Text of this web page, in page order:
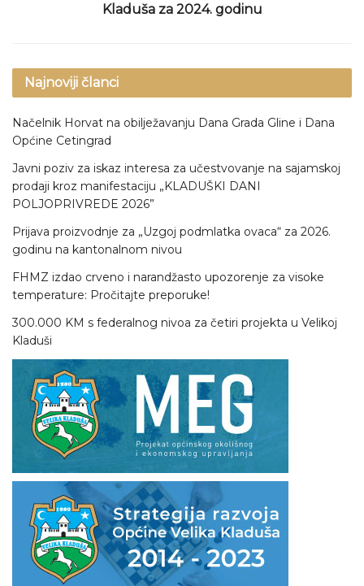
Kladuša za 2024. godinu
Najnoviji članci
Načelnik Horvat na obilježavanju Dana Grada Gline i Dana
Općine Cetingrad
Javni poziv za iskaz interesa za učestvovanje na sajamskoj
prodaji kroz manifestaciju „KLADUŠKI DANI
POLJOPRIVREDE 2026”
Prijava proizvodnje za „Uzgoj podmlatka ovaca“ za 2026.
godinu na kantonalnom nivou
FHMZ izdao crveno i narandžasto upozorenje za visoke
temperature: Pročitajte preporuke!
300.000 KM s federalnog nivoa za četiri projekta u Velikoj
Kladuši